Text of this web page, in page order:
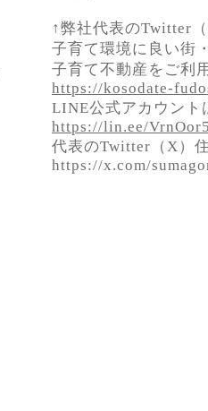
↑弊社代表のTwitter
子育て環境に良い街
子育て不動産をご利
https://kosodate-
LINE公式アカウント
https://lin.ee/VrnOor5
代表のTwitter（X）
https://x.com/